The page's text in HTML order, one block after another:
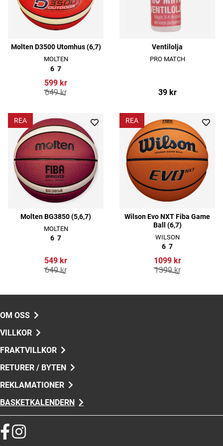
Molten D3500 Utomhus (6,7)
MOLTEN
6 7
599 kr
649 kr
Ventilolja
PRO MATCH
39 kr
REA
Molten BG3850 (5,6,7)
MOLTEN
6 7
549 kr
649 kr
REA
Wilson Evo NXT Fiba Game
Ball (6,7)
WILSON
6 7
1099 kr
1399 kr
OM OSS
VILLKOR
FRAKTVILLKOR
RETURER / BYTEN
REKLAMATIONER
BASKETKALENDERN